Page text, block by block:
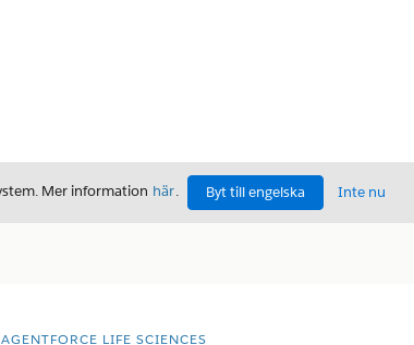
Mer information här. Byt till engelska Inte nu
AGENTFORCE LIFE SCIENCES